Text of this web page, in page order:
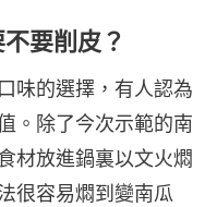
要削皮？
味的選擇，有人認為
。除了今次示範的南
材放進鍋裏以文火燜
很容易燜到變南瓜